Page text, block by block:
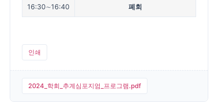
16:30∼16:40 폐회
인쇄
2024_학회_추계심포지엄_프로그램.pdf